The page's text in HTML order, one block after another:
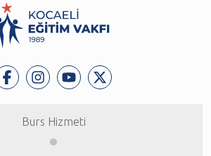
Burs Hizmeti